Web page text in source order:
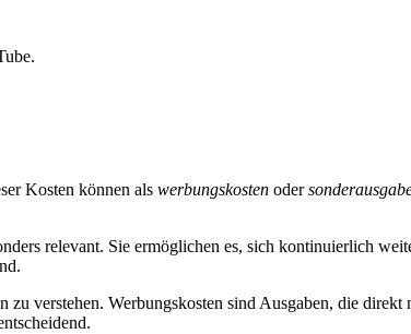
Kosten können als werbungskosten oder
relevant. Sie ermöglichen es, sich kontinuierlich
n zu verstehen. Werbungskosten sind Ausgaben, die